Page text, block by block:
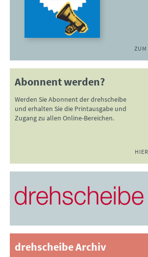
ZUM
Abonnent werden?
Werden Sie Abonnent der drehscheibe
und erhalten Sie die Printausgabe und
Zugang zu allen Online-Bereichen.
drehscheibe Archiv